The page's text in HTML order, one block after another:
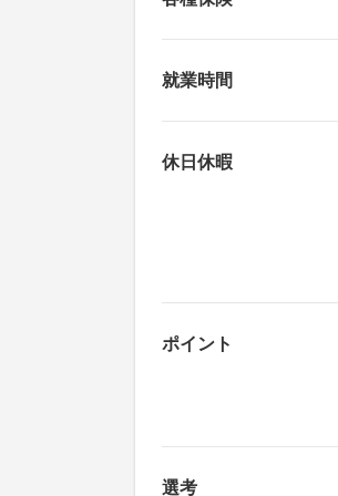
就業時間
休日休暇
ポイント
選考